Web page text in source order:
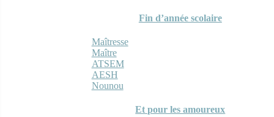
Fin d’année scolaire
Maîtresse
Maître
ATSEM
AESH
Nounou
Et pour les amoureux